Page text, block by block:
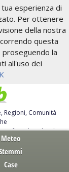
esperienza di
Per ottenere
della nostra
questa
proseguendo la
all'uso dei
Regioni, Comunità
free download
Meteo
Case